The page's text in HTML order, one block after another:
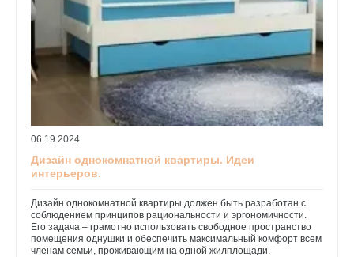
06.19.2024
Дизайн однокомнатной квартиры. Идеи
интерьеров.
Дизайн однокомнатной квартиры должен быть разработан с
соблюдением принципов рациональности и эргономичности.
Его задача – грамотно использовать свободное пространство
помещения однушки и обеспечить максимальный комфорт всем
членам семьи, проживающим на одной жилплощади.